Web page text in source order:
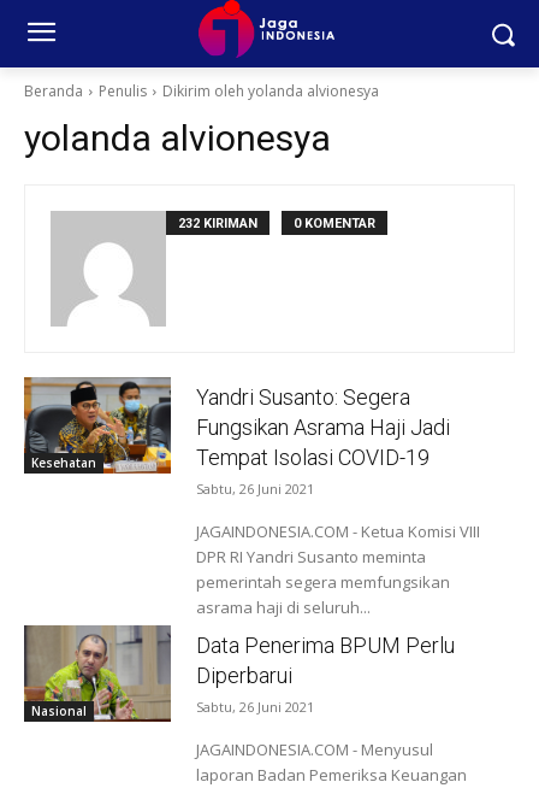
Beranda Penulis Dikirim oleh yolanda alvionesya
yolanda alvionesya
232 KIRIMAN 0 KOMENTAR
Kesehatan
Yandri Susanto: Segera
Fungsikan Asrama Haji Jadi
Tempat Isolasi COVID-19
Sabtu, 26 Juni 2021
JAGAINDONESIA.COM - Ketua Komisi VIII
DPR RI Yandri Susanto meminta
pemerintah segera memfungsikan
asrama haji di seluruh...
Nasional
Data Penerima BPUM Perlu
Diperbarui
Sabtu, 26 Juni 2021
JAGAINDONESIA.COM - Menyusul
laporan Badan Pemeriksa Keuangan